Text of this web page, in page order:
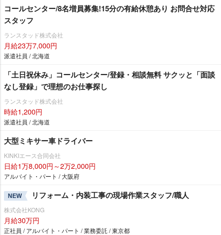
コールセンター/8名増員募集!15分の有給休憩あり お問合せ対応
スタッフ
ランスタッド株式会社
月給23万7,000円
派遣社員 / 北海道
「土日祝休み」コールセンター/登録・相談無料 サクッと「面談
なし登録」で理想のお仕事探し
ランスタッド株式会社
時給1,200円
派遣社員 / 北海道
大型ミキサー車ドライバー
KINKIエース合同会社
日給1万8,000円～2万2,000円
アルバイト・パート / 大阪府
NEW リフォーム・内装工事の現場作業スタッフ/職人
株式会社KONG
月給30万円
正社員 / アルバイト・パート / 業務委託 / 東京都